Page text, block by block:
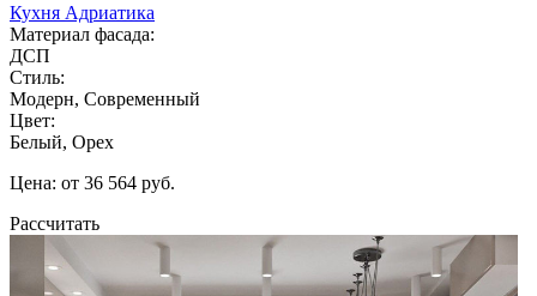
Кухня Адриатика
Материал фасада:
ДСП
Стиль:
Модерн, Современный
Цвет:
Белый, Орех
Цена: от 36 564 руб.
Рассчитать